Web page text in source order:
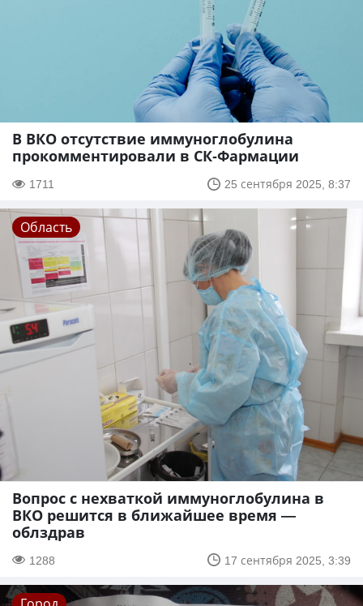
В ВКО отсутствие иммуноглобулина
прокомментировали в СК-Фармации
1711 25 сентября 2025, 8:37
Область
Вопрос с нехваткой иммуноглобулина в
ВКО решится в ближайшее время —
облздрав
1288 17 сентября 2025, 3:39